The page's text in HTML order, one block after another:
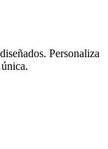
Personaliza